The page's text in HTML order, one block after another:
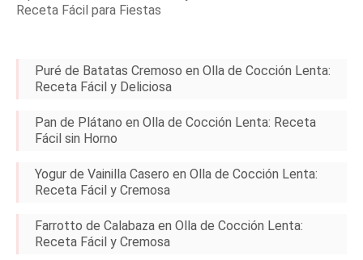
Receta Fácil para Fiestas
Puré de Batatas Cremoso en Olla de Cocción Lenta:
Receta Fácil y Deliciosa
Pan de Plátano en Olla de Cocción Lenta: Receta
Fácil sin Horno
Yogur de Vainilla Casero en Olla de Cocción Lenta:
Receta Fácil y Cremosa
Farrotto de Calabaza en Olla de Cocción Lenta:
Receta Fácil y Cremosa